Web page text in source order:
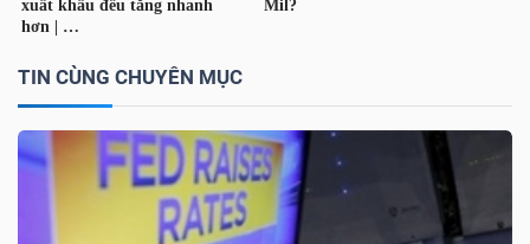
TIN CÙNG CHUYÊN MỤC
ÍCH